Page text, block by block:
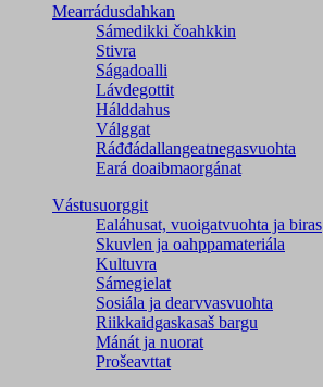
Mearrádusdahkan
Sámedikki čoahkkin
Stivra
Ságadoalli
Lávdegottit
Hálddahus
Válggat
Ráđđádallangeatnegas­vuohta
Eará doaibmaorgánat
Vástusuorggit
Ealáhusat, vuoigatvuohta ja biras
Skuvlen ja oahppamateriála
Kultuvra
Sámegielat
Sosiála ja dearvvasvuohta
Riikkaidgaskasaš bargu
Mánát ja nuorat
Prošeavttat